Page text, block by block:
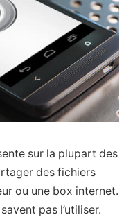
sur la plupart des
des fichiers
ou une box internet.
pas l’utiliser.